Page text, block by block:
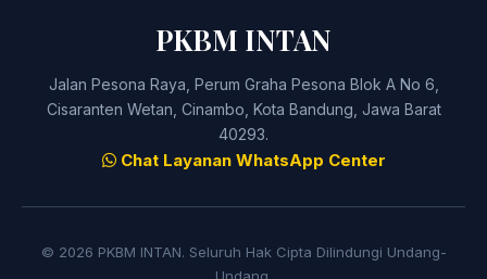
PKBM INTAN
Jalan Pesona Raya, Perum Graha Pesona Blok A No 6,
Cisaranten Wetan, Cinambo, Kota Bandung, Jawa Barat
40293.
Chat Layanan WhatsApp Center
© 2026 PKBM INTAN. Seluruh Hak Cipta Dilindungi Undang-
Undang.